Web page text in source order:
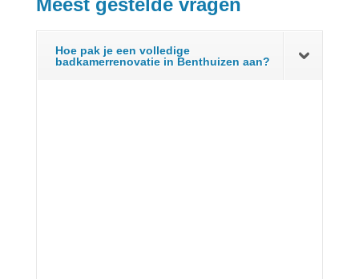
Hoe pak je een volledige
badkamerrenovatie in Benthuizen aan?